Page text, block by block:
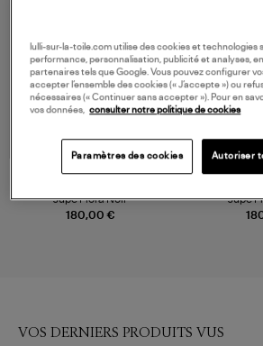
180,00 €
Jupe Flora Noir Jupe
VOS DERNIERS PRODUITS VUS
lulli-sur-la-toile.com utilise des cookies et technologies
performance, personnalisation, publicité et analyses,
partenaires tels que Google. Vous pouvez configurer
accepter l’ensemble des cookies (« J’accepte ») ou
nécessaires (« Continuer sans accepter »). Pour en
vos données, consulter notre politique de cookies
Paramètres des cookies Autoriser